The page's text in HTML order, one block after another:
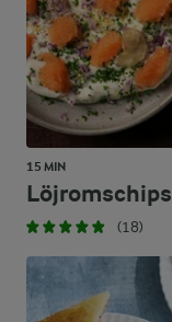
15 MIN
Löjromschips
(18)